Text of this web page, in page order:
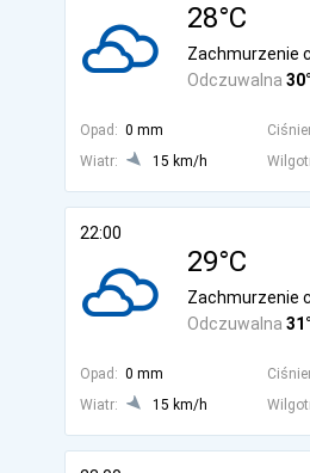
28°C
Odczuwalna
Zachmurzenie
Opad: 0 mm
Wiatr:
15 km/h
22:00
29°C
Odczuwalna
Zachmurzenie
Opad: 0 mm
Wiatr:
15 km/h